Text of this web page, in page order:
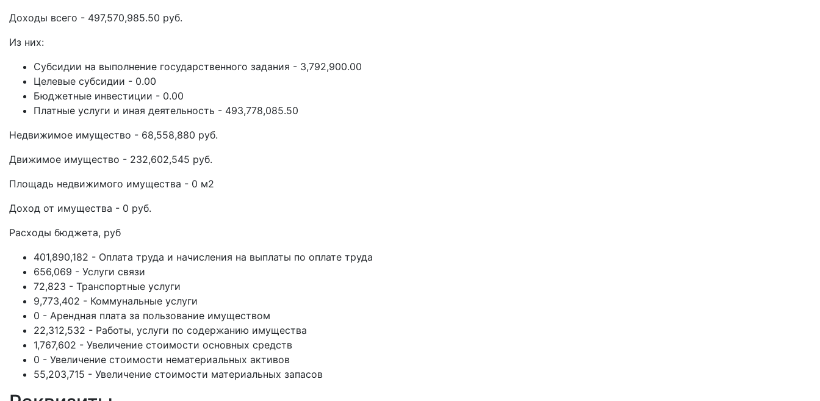
Доходы всего - 497,570,985.50 руб.
Из них:
Субсидии на выполнение государственного задания - 3,792,900.00
Целевые субсидии - 0.00
Бюджетные инвестиции - 0.00
Платные услуги и иная деятельность - 493,778,085.50
Недвижимое имущество - 68,558,880 руб.
Движимое имущество - 232,602,545 руб.
Площадь недвижимого имущества - 0 м2
Доход от имущества - 0 руб.
Расходы бюджета, руб
401,890,182 - Оплата труда и начисления на выплаты по оплате труда
656,069 - Услуги связи
72,823 - Транспортные услуги
9,773,402 - Коммунальные услуги
0 - Арендная плата за пользование имуществом
22,312,532 - Работы, услуги по содержанию имущества
1,767,602 - Увеличение стоимости основных средств
0 - Увеличение стоимости нематериальных активов
55,203,715 - Увеличение стоимости материальных запасов